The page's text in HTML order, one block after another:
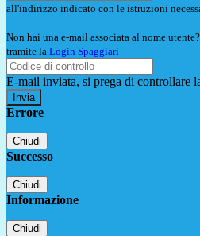
all'indirizzo indicato con le istruzioni
Non hai una e-mail associata al nome
tramite la Login Spaggiari
E-mail inviata, si prega di controllare
Errore
Chiudi
Successo
Chiudi
Informazione
Chiudi